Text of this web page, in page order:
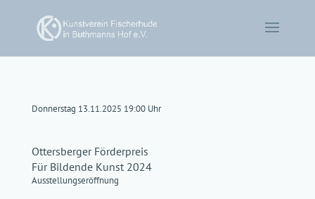
Donnerstag 13.11.2025 19:00 Uhr
Ottersberger Förderpreis
Für Bildende Kunst 2024
Ausstellungseröffnung